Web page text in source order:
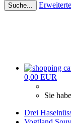
Suche...
0,00 EUR
Sie
Drei